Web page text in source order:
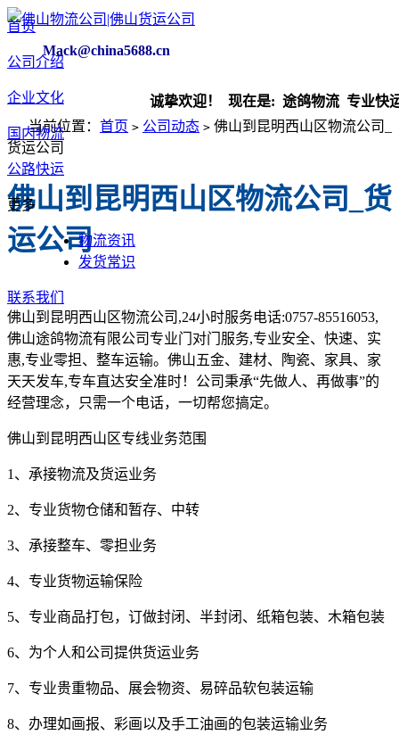
Mack@china5688.cn
诚挚欢迎！ 现在是:途鸽物流 专业快运
首页
公司介绍
企业文化
国内物流
公路快运
更多
物流资讯
发货常识
联系我们
当前位置： 首页 > 公司动态 > 佛山到昆明西山区物流公司_
货运公司
佛山到昆明西山区物流公司_货
运公司
佛山到昆明西山区物流公司,24小时服务电话:0757-85516053,
佛山途鸽物流有限公司专业门对门服务,专业安全、快速、实
惠,专业零担、整车运输。佛山五金、建材、陶瓷、家具、家
天天发车,专车直达安全准时！公司秉承“先做人、再做事”的
经营理念，只需一个电话，一切帮您搞定。
佛山到昆明西山区专线业务范围
1、承接物流及货运业务
2、专业货物仓储和暂存、中转
3、承接整车、零担业务
4、专业货物运输保险
5、专业商品打包，订做封闭、半封闭、纸箱包装、木箱包装
6、为个人和公司提供货运业务
7、专业贵重物品、展会物资、易碎品软包装运输
8、办理如画报、彩画以及手工油画的包装运输业务